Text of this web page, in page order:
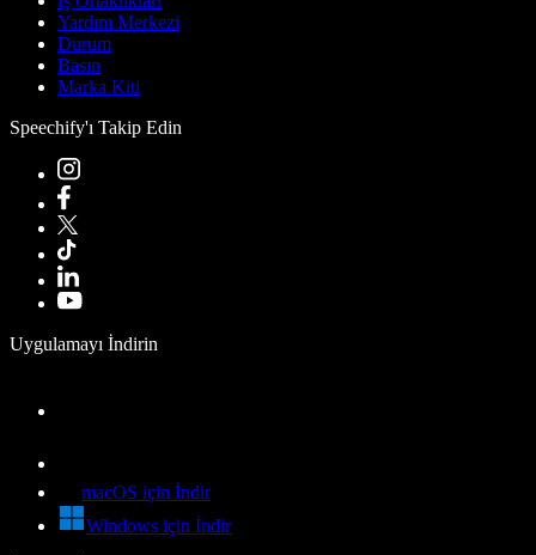
Yardım Merkezi
Durum
Basın
Marka Kiti
Speechify'ı Takip Edin
Uygulamayı İndirin
macOS için İndir
Windows için İndir